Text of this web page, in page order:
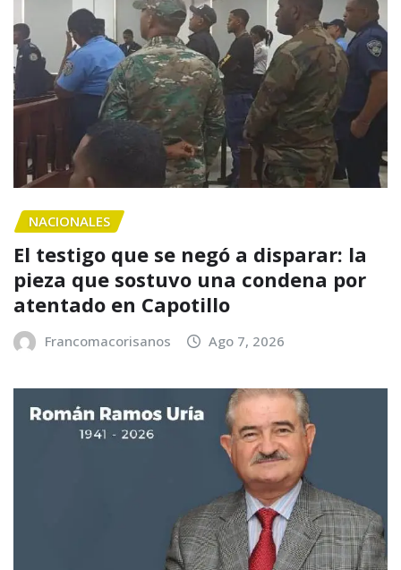
NACIONALES
El testigo que se negó a disparar: la
pieza que sostuvo una condena por
atentado en Capotillo
Francomacorisanos Ago 7, 2026